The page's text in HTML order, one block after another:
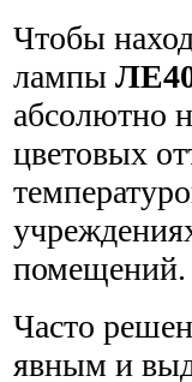
Чтобы
лампы
абсолютно
цветовых
помещений.
Часто
явным и